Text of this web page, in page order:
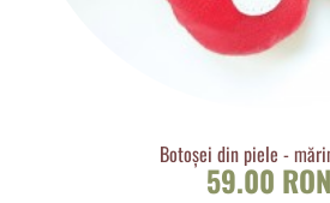
Botoșei din piele -
59.00 RON